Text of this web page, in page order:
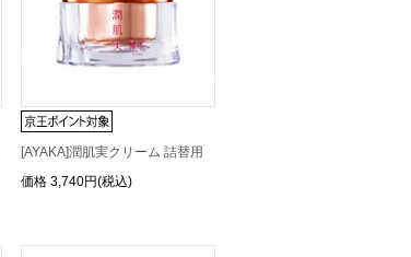
[AYAKA]潤肌実クリーム 詰替用
価格 3,740円(税込)